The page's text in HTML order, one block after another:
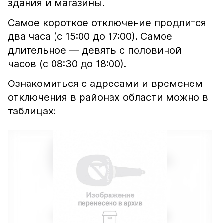
здания и магазины.
Самое короткое отключение продлится
два часа (с 15:00 до 17:00). Самое
длительное — девять с половиной
часов (с 08:30 до 18:00).
Ознакомиться с адресами и временем
отключения в районах области можно в
таблицах: